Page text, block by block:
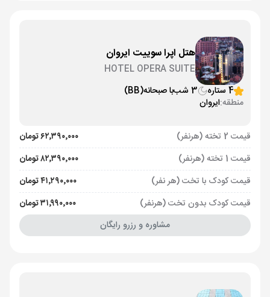
هتل اپرا سوییت ایروان
HOTEL OPERA SUITE
4 ستاره
3 شب با صبحانه(BB)
منطقه:ایروان
قیمت 2 تخته (هرنفر)
۶۲٬۳۹۰٬۰۰۰ تومان
قیمت 1 تخته (هرنفر)
۸۲٬۳۹۰٬۰۰۰ تومان
قیمت کودک با تخت (هر نفر)
۴۱٬۲۹۰٬۰۰۰ تومان
قیمت کودک بدون تخت (هرنفر)
۳۱٬۹۹۰٬۰۰۰ تومان
مشاوره و رزرو رایگان